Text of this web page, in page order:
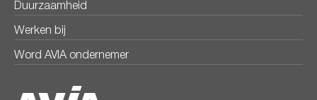
Duurzaamheid
Werken bij
Word AVIA ondernemer